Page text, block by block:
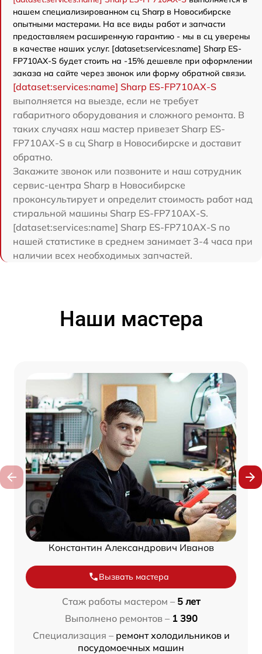
нашем специализированном сц Sharp в Новосибирске
опытными мастерами. На все виды работ и запчасти
предоставляем расширенную гарантию - мы в сц уверены
в качестве наших услуг. [dataset:services:name] Sharp ES-
FP710AX-S будет стоить на -15% дешевле при оформлении
заказа на сайте через звонок или форму обратной связи.
[dataset:services:name] Sharp ES-FP710AX-S
выполняется на выезде, если не требует
габаритного оборудования и сложного ремонта. В
таких случаях наш мастер привезет Sharp ES-
FP710AX-S в сц Sharp в Новосибирске и доставит
обратно.
Закажите звонок или позвоните и наш сотрудник
сервис-центра Sharp в Новосибирске
проконсультирует и определит стоимость работ над
стиральной машины Sharp ES-FP710AX-S.
[dataset:services:name] Sharp ES-FP710AX-S по
нашей статистике в среднем занимает 3-4 часа при
наличии всех необходимых запчастей.
Наши мастера
Константин Александрович Иванов
Вызвать мастера
Стаж работы мастером – 5 лет
Выполнено ремонтов – 1 390
Специализация – ремонт холодильников и
посудомоечных машин